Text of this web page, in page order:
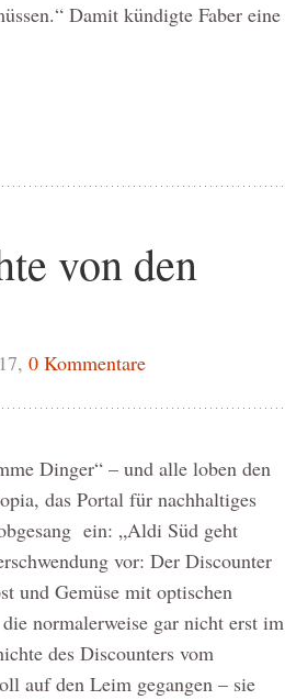
Damit kündigte Faber eine
von den
0 Kommentare
Dinger“ – und alle loben den
das Portal für nachhaltiges
ein: „Aldi Süd geht
vor: Der Discounter
und Gemüse mit optischen
normalerweise gar nicht erst im
des Discounters vom
auf den Leim gegangen – sie